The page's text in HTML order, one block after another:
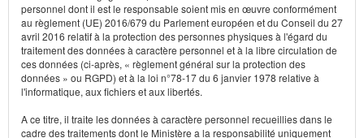
personnel dont il est le responsable soient mis en œuvre conformément
au règlement (UE) 2016/679 du Parlement européen et du Conseil du 27
avril 2016 relatif à la protection des personnes physiques à l'égard du
traitement des données à caractère personnel et à la libre circulation de
ces données (ci-après, « règlement général sur la protection des
données » ou RGPD) et à la loi n°78-17 du 6 janvier 1978 relative à
l'informatique, aux fichiers et aux libertés.
A ce titre, il traite les données à caractère personnel recueillies dans le
cadre des traitements dont le Ministère a la responsabilité uniquement